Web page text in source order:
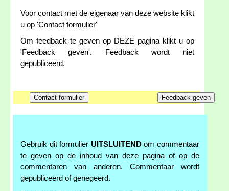
Voor contact met de eigenaar van deze website klikt
u op 'Contact formulier'
Om feedback te geven op DEZE pagina klikt u op
'Feedback geven'. Feedback wordt niet
gepubliceerd.
Gebruik dit formulier UITSLUITENDom commentaar
te geven op de inhoud van deze pagina of op de
commentaren van anderen. Commentaar wordt
gepubliceerd of genegeerd.